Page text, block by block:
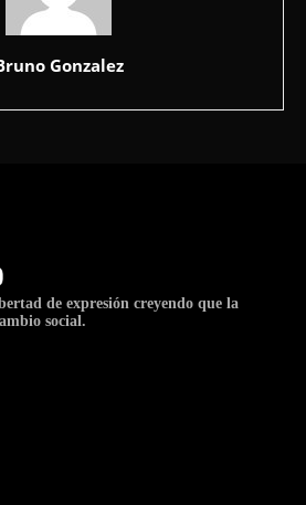
Gonzalez
de expresión creyendo que la
social.